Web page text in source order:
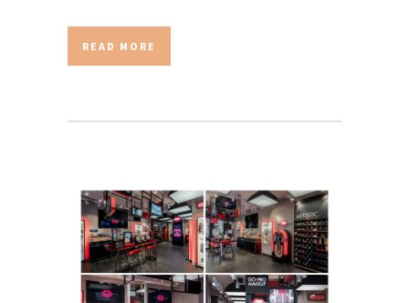
READ MORE